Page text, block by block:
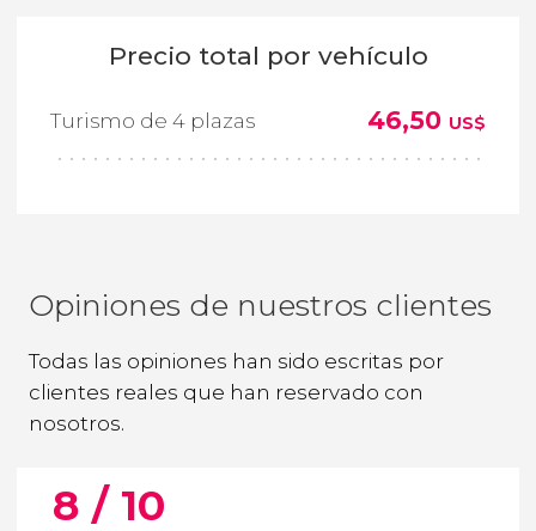
Precio total por vehículo
Turismo de 4 plazas 46,50 US$
Opiniones de nuestros clientes
Todas las opiniones han sido escritas por
clientes reales que han reservado con
nosotros.
8 / 10